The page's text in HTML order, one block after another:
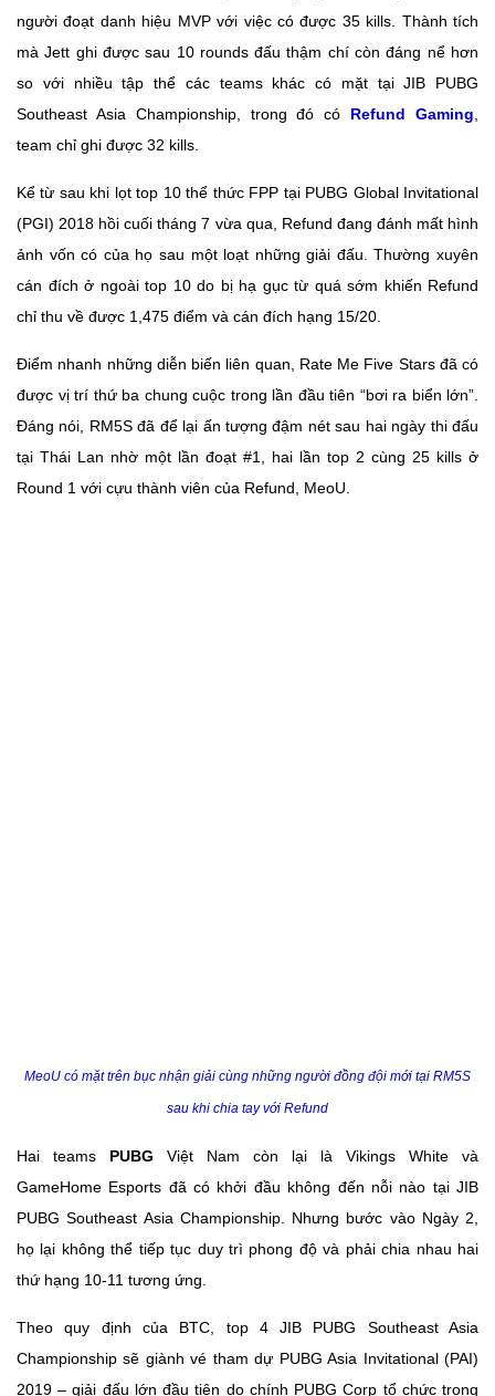
người đoạt danh hiệu MVP với việc có được 35 kills. Thành tích
mà Jett ghi được sau 10 rounds đấu thậm chí còn đáng nể hơn
so với nhiều tập thể các teams khác có mặt tại JIB PUBG
Southeast Asia Championship, trong đó có Refund Gaming
team chỉ ghi được 32 kills.
Kể từ sau khi lọt top 10 thể thức FPP tại PUBG Global Invitational
(PGI) 2018 hồi cuối tháng 7 vừa qua, Refund đang đánh mất hình
ảnh vốn có của họ sau một loạt những giải đấu. Thường xuyên
cán đích ở ngoài top 10 do bị hạ gục từ quá sớm khiến Refund
chỉ thu về được 1,475 điểm và cán đích hạng 15/20.
Điểm nhanh những diễn biến liên quan, Rate Me Five Stars đã có
được vị trí thứ ba chung cuộc trong lần đầu tiên “bơi ra biển lớn”.
Đáng nói, RM5S đã để lại ấn tượng đậm nét sau hai ngày thi đấu
tại Thái Lan nhờ một lần đoạt #1, hai lần top 2 cùng 25 kills ở
Round 1 với cựu thành viên của Refund, MeoU.
MeoU có mặt trên bục nhận giải cùng những người đồng đội mới tại RM5S
sau khi chia tay với Refund
Hai teams PUBG Việt Nam còn lại là Vikings White và
GameHome Esports đã có khởi đầu không đến nỗi nào tại JIB
PUBG Southeast Asia Championship. Nhưng bước vào Ngày 2,
họ lại không thể tiếp tục duy trì phong độ và phải chia nhau hai
thứ hạng 10-11 tương ứng.
Theo quy định của BTC, top 4 JIB PUBG Southeast Asia
Championship sẽ giành vé tham dự PUBG Asia Invitational (PAI)
2019 – giải đấu lớn đầu tiên do chính PUBG Corp tổ chức trong